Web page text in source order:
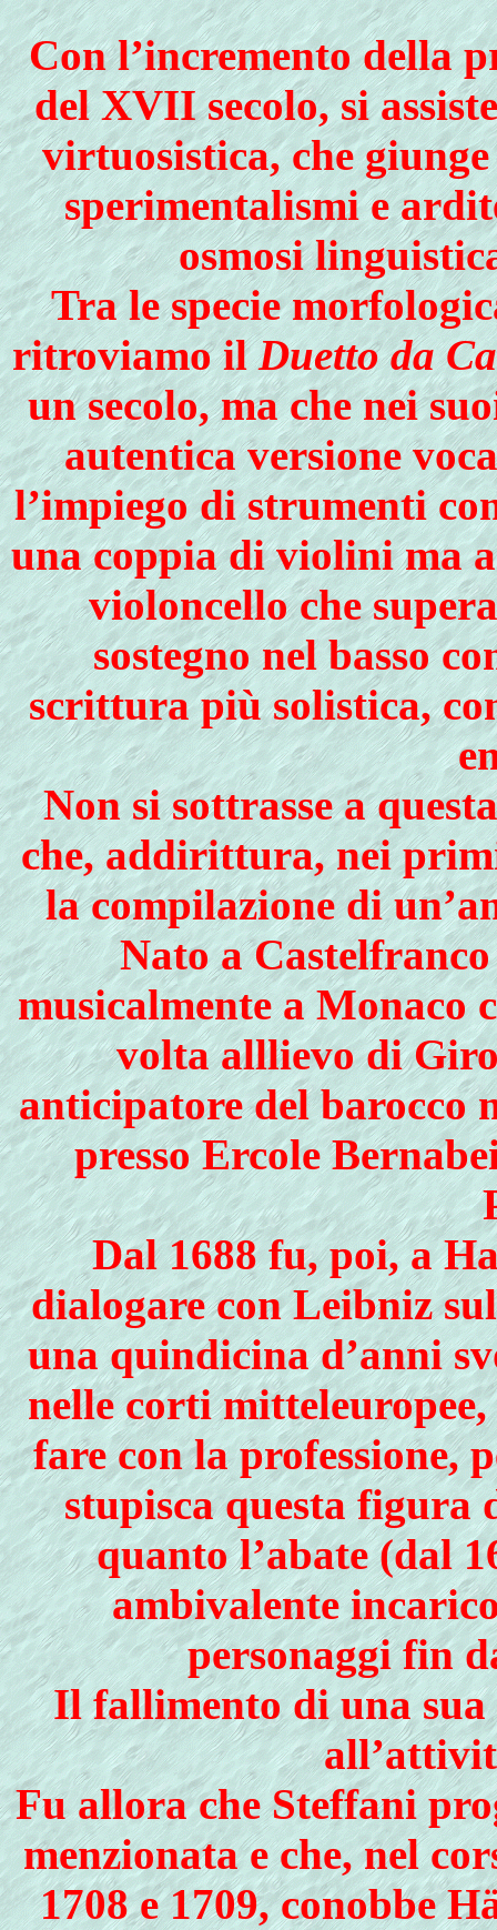
Con l’incremento della
del XVII secolo, si
virtuosistica, che
sperimentalismi e
osmosi
Tra le specie
ritroviamo ilDuetto da
un secolo, ma che nei
autentica versione
l’impiego di strumenti
una coppia di violini ma
violoncello che
sostegno nel basso
scrittura più solistica,
Non si sottrasse a
che, addirittura, nei
la compilazione di
Nato a
musicalmente a Monaco
volta alllievo di
anticipatore del barocco
presso Ercole
Dal 1688 fu, poi, a
dialogare con Leibniz
una quindicina d’anni
nelle corti mitteleuropee,
fare con la professione,
stupisca questa figura
quanto l’abate (dal
ambivalente
personaggi fin
Il fallimento di una sua
Fu allora che Steffani
menzionata e che, nel
1708 e 1709, conobbe